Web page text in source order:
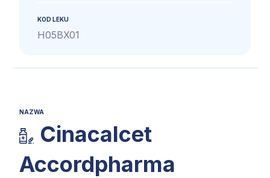
KOD LEKU
H05BX01
NAZWA
Cinacalcet
Accordpharma